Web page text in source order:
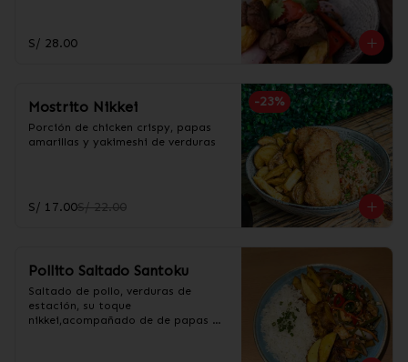
S/ 28.00
-23%
Mostrito Nikkei
Porción de chicken crispy, papas
amarillas y yakimeshi de verduras
S/ 17.00S/ 22.00
Pollito Saltado Santoku
Saltado de pollo, verduras de
estación, su toque
nikkei,acompañado de de papas